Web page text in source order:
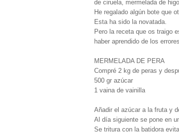
de ciruela, mermelada de
He regalado algún bote que
Esta ha sido la novatada.
Pero la receta que os traigo
haber aprendido de los
MERMELADA DE PERA
Compré 2 kg de peras y
500 gr azúcar
1 vaina de vainilla
Añadir el azúcar a la fruta y
Al día siguiente se pone en
Se tritura con la batidora